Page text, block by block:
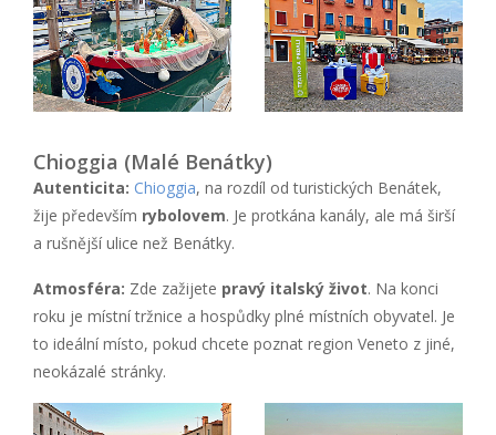
Chioggia (Malé Benátky)
Autenticita: Chioggia, na rozdíl od turistických Benátek,
žije především rybolovem. Je protkána kanály, ale má širší
a rušnější ulice než Benátky.
Atmosféra: Zde zažijete pravý italský život. Na konci
roku je místní tržnice a hospůdky plné místních obyvatel. Je
to ideální místo, pokud chcete poznat region Veneto z jiné,
neokázalé stránky.